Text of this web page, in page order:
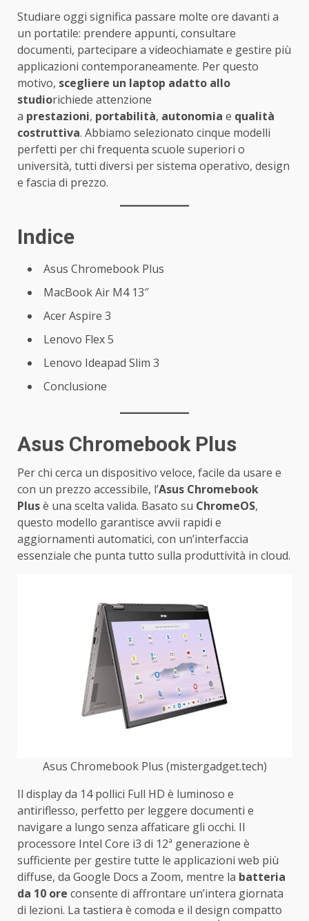
Studiare oggi significa passare molte ore davanti a
un portatile: prendere appunti, consultare
documenti, partecipare a videochiamate e gestire più
applicazioni contemporaneamente. Per questo
motivo, scegliere un laptop adatto allo
studiorichiede attenzione
a prestazioni, portabilità, autonomia e qualità
costruttiva. Abbiamo selezionato cinque modelli
perfetti per chi frequenta scuole superiori o
università, tutti diversi per sistema operativo, design
e fascia di prezzo.
Indice
Asus Chromebook Plus
MacBook Air M4 13″
Acer Aspire 3
Lenovo Flex 5
Lenovo Ideapad Slim 3
Conclusione
Asus Chromebook Plus
Per chi cerca un dispositivo veloce, facile da usare e
con un prezzo accessibile, l’Asus Chromebook
Plusè una scelta valida. Basato su ChromeOS,
questo modello garantisce avvii rapidi e
aggiornamenti automatici, con un’interfaccia
essenziale che punta tutto sulla produttività in cloud.
Asus Chromebook Plus (mistergadget.tech)
Il display da 14 pollici Full HD è luminoso e
antiriflesso, perfetto per leggere documenti e
navigare a lungo senza affaticare gli occhi. Il
processore Intel Core i3 di 12ª generazione è
sufficiente per gestire tutte le applicazioni web più
diffuse, da Google Docs a Zoom, mentre la batteria
da 10 ore consente di affrontare un’intera giornata
di lezioni. La tastiera è comoda e il design compatto